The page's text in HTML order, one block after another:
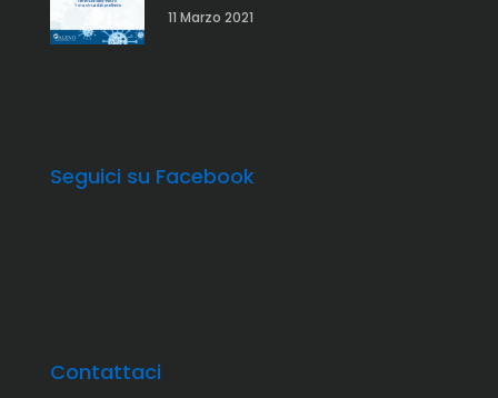
11 Marzo 2021
Seguici su Facebook
Contattaci